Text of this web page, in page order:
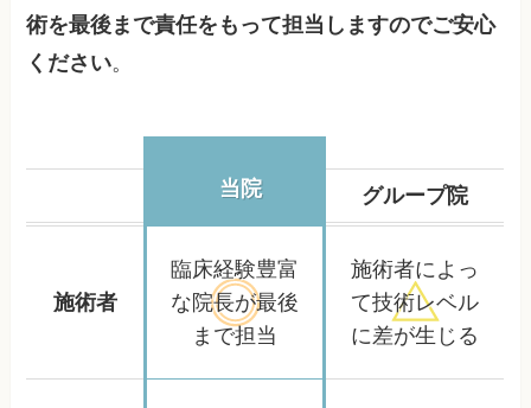
術を最後まで責任をもって担当しますのでご安心
ください。
当院 グループ院
施術者
臨床経験豊富
な院長が最後
まで担当
施術者によっ
て技術レベル
に差が生じる